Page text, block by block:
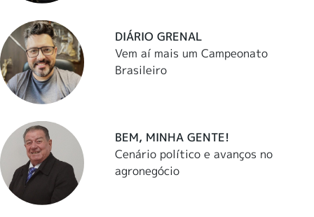
DIÁRIO GRENAL
Vem aí mais um Campeonato
Brasileiro
BEM, MINHA GENTE!
Cenário político e avanços no
agronegócio